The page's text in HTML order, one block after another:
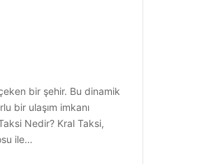
bir şehir. Bu dinamik
bir ulaşım imkanı
Nedir? Kral Taksi,
ile…